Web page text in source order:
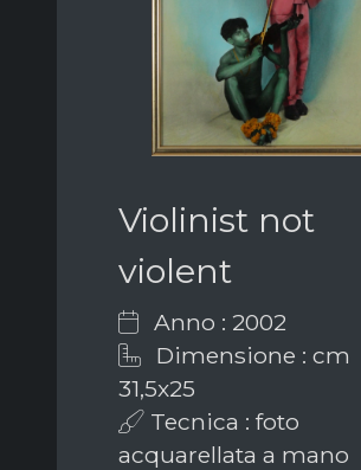
Violinist not
violent
Anno : 2002
Dimensione : cm
31,5x25
Tecnica : foto
acquarellata a mano